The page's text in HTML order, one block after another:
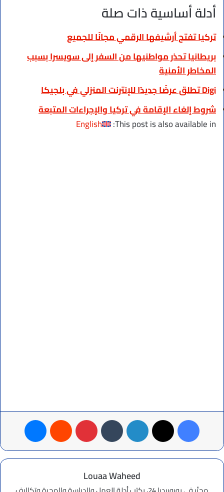
أدلة أساسية ذات صلة
تركيا تفتح أرشيفها الرقمي مجانًا للجميع
بريطانيا تحذر مواطنيها من السفر إلى سويسرا بسبب
المخاطر الأمنية
Digi تطلق عرضًا جديدًا للإنترنت المنزلي في بلجيكا
شروط إلغاء الإقامة في تركيا والإجراءات المتبعة
This post is also available in:
English
فيسبوك لينكدإن بينتيريست ماسنجر
Louaa Waheed